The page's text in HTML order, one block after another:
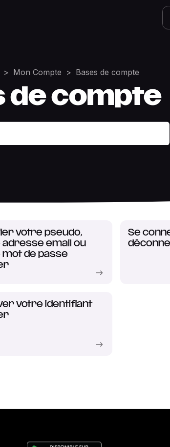
Mon Compte Bases de compte
de compte
votre pseudo,
email ou
de passe
Se
votre identifiant